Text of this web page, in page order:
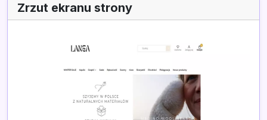
Zrzut ekranu strony